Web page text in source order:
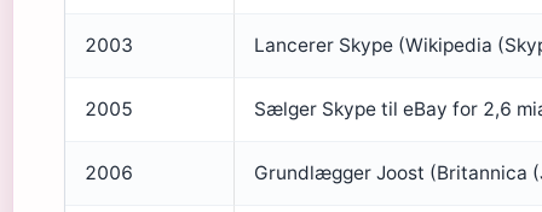
2003 Lancerer Skype (Wikipedia
2005 Sælger Skype til eBay for 2,6
2006 Grundlægger Joost (Britannica